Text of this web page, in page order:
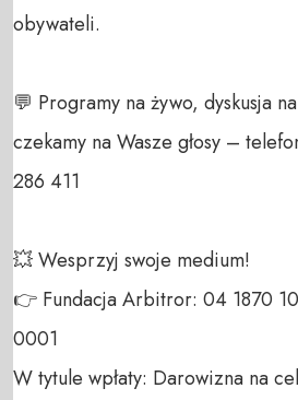
obywateli.
💬 Programy na żywo, dyskusja
czekamy na Wasze głosy –
286 411
💥 Wesprzyj swoje medium!
👉 Fundacja Arbitror: 04 1870
0001
W tytule wpłaty: Darowizna na